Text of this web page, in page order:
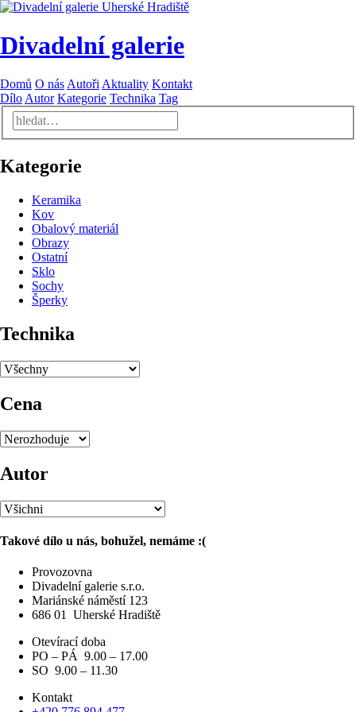
Divadelní galerie
Domů O nás Autoři Aktuality Kontakt
Dílo Autor Kategorie Technika Tag
Kategorie
Keramika
Kov
Obalový materiál
Obrazy
Ostatní
Sklo
Sochy
Šperky
Technika
Cena
Autor
Takové dílo u nás, bohužel, nemáme :(
Provozovna
Divadelní galerie s.r.o.
Mariánské náměstí 123
686 01
Uherské Hradiště
Otevírací doba
PO – PÁ 9.00 – 17.00
SO 9.00 – 11.30
Kontakt